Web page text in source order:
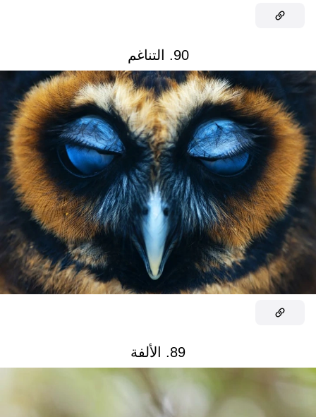
90. التناغم
89. الألفة